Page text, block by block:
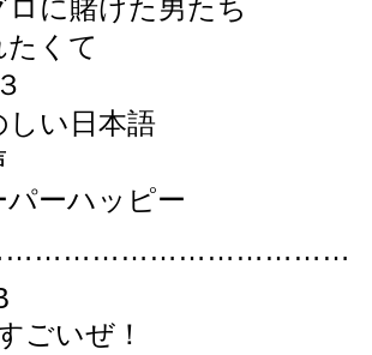
に賭けた男たち
くて
い日本語
ーハッピー
ごいぜ！